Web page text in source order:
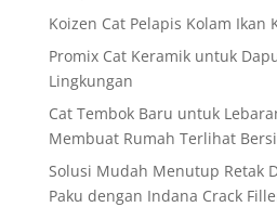
Koizen Cat Pelapis Kolam Ikan
Promix Cat Keramik untuk
Lingkungan
Cat Tembok Baru untuk
Membuat Rumah Terlihat
Solusi Mudah Menutup Retak
Paku dengan Indana Crack